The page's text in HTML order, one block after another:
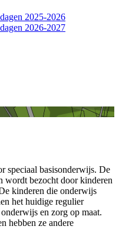
2025-2026
2026-2027
speciaal basisonderwijs. De
wordt bezocht door kinderen
kinderen die onderwijs
het huidige regulier
en zorg op maat.
hebben ze andere